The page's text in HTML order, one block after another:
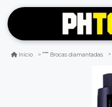
Inicio Brocas diamantadas